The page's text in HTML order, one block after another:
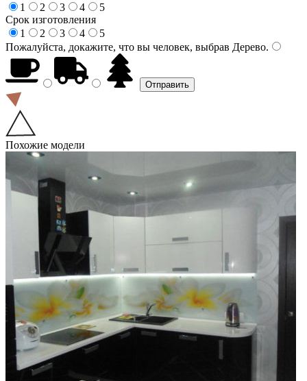
1
2 3 4
5
Срок изготовления
1
2 3 4
5
Пожалуйста, докажите, что вы человек, выбрав Дерево.
Похожие модели